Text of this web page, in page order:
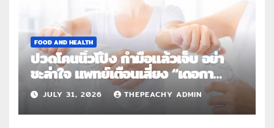
FOOD AND HEALTH
ปวดโคนนิ้วโป้ง กำมือแล้วเจ็บ อย่า
ชะล่าใจ แพทย์เตือนเสี่ยง “เดอกา
แวง” โรคปลอกหุ้มเอ็นอักเสบจากการ
ใช้งานซ้ำ
JULY 31, 2026 THEPEACHY ADMIN